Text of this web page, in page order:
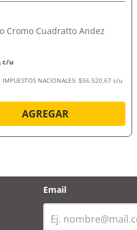
Cromo Cuadratto Andez
c/u
IMPUESTOS NACIONALES: $56.520,67 c/u
AGREGAR
Email